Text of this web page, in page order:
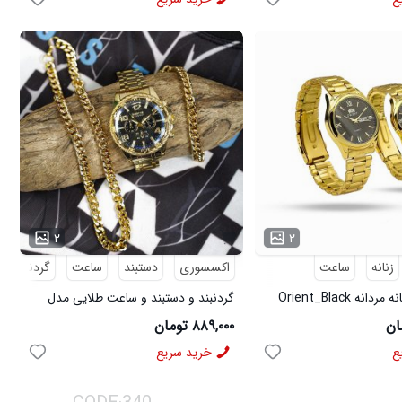
۲
زنانه
ساعت
ست ساعت زنانه مردانه Orient_Black
۲
اکسسوری
دستبند ساعت
گردنبند
گردنبند و دستبند و ساعت طلایی مدل
3877
۸۸۹,۰۰۰ تومان
خرید سریع